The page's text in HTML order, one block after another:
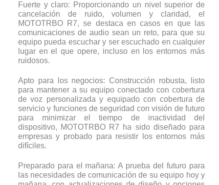
Fuerte y claro: Proporcionando un nivel superior de
cancelación de ruido, volumen y claridad, el
MOTOTRBO R7, se destaca en casos en que las
comunicaciones de audio sean un reto, para que su
equipo pueda escuchar y ser escuchado en cualquier
lugar en el que opere, incluso en los entornos más
ruidosos.
Apto para los negocios: Construcción robusta, listo
para mantener a su equipo conectado con cobertura
de voz personalizada y equipado con cobertura de
servicio y funciones de seguridad con visión de futuro
para minimizar el tiempo de inactividad del
dispositivo, MOTOTRBO R7 ha sido diseñado para
empresas y probado para resistir los entornos más
difíciles.
Preparado para el mañana: A prueba del futuro para
las necesidades de comunicación de su equipo hoy y